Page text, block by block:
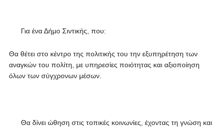
Για ένα Δήμο Σιντικής, που:
Θα θέτει στο κέντρο της πολιτικής του την εξυπηρέτηση των
αναγκών του πολίτη, με υπηρεσίες ποιότητας και αξιοποίηση
όλων των σύγχρονων μέσων.
Θα δίνει ώθηση στις τοπικές κοινωνίες, έχοντας τη γνώση και